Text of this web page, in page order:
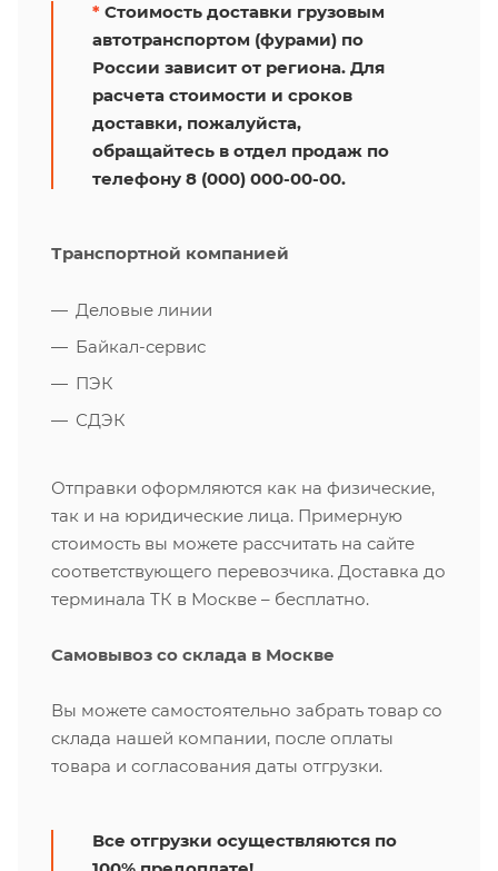
* Стоимость доставки грузовым
автотранспортом (фурами) по
России зависит от региона. Для
расчета стоимости и сроков
доставки, пожалуйста,
обращайтесь в отдел продаж по
телефону 8 (000) 000-00-00.
Транспортной компанией
Деловые линии
Байкал-сервис
ПЭК
СДЭК
Отправки оформляются как на физические,
так и на юридические лица. Примерную
стоимость вы можете рассчитать на сайте
соответствующего перевозчика. Доставка до
терминала ТК в Москве – бесплатно.
Самовывоз со склада в Москве
Вы можете самостоятельно забрать товар со
склада нашей компании, после оплаты
товара и согласования даты отгрузки.
Все отгрузки осуществляются по